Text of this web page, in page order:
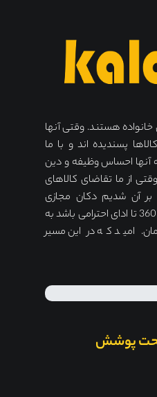
هستند. وقتی آنها
پسندیده اند و با ما
آنها احساس وظیفه و دین
از ما تقاضای کالاهای
بر آن شدیم دکان مجازی
دیگری بگشائیم با نام کالا 360 تا ادای احترامی باشد به
امید که در این مسیر
پوشش